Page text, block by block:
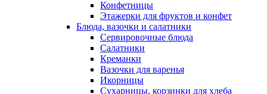
Конфетницы
Этажерки для фруктов и конфет
Блюда, вазочки и салатники
Сервировочные блюда
Салатники
Креманки
Вазочки для варенья
Икорницы
Сухарницы, корзинки для хлеба